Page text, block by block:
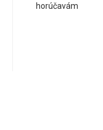
horúčavám